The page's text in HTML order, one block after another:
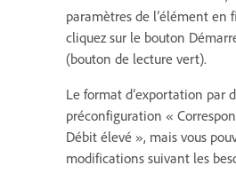
paramètres de l’élément en
cliquez sur le bouton
(bouton de lecture vert).
Le format d’exportation par
préconfiguration «
Débit élevé », mais vous
modifications suivant les